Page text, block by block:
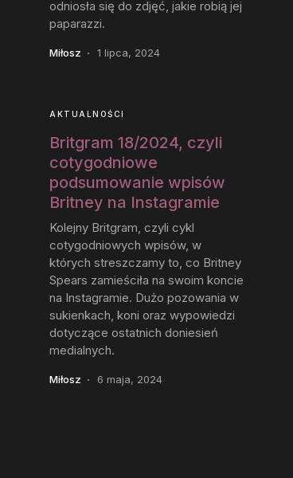
odniosła się do zdjęć, jakie robią jej
paparazzi.
Miłosz 1 lipca, 2024
AKTUALNOŚCI
Britgram 18/2024, czyli
cotygodniowe
podsumowanie wpisów
Britney na Instagramie
Kolejny Britgram, czyli cykl
cotygodniowych wpisów, w
których streszczamy to, co Britney
Spears zamieściła na swoim koncie
na Instagramie. Dużo pozowania w
sukienkach, koni oraz wypowiedzi
dotyczące ostatnich doniesień
medialnych.
Miłosz 6 maja, 2024